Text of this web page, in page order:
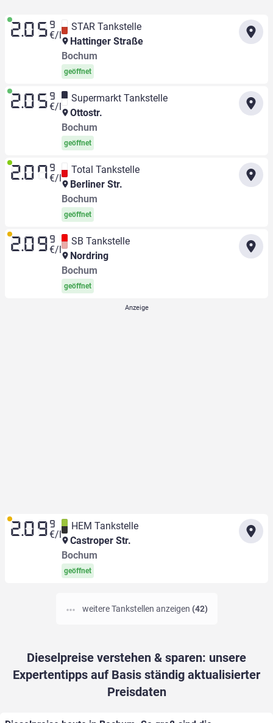
2.05 9
€/l
STAR Tankstelle
Hattinger Straße
Bochum
geöffnet
2.05 9
€/l
Supermarkt Tankstelle
Ottostr.
Bochum
geöffnet
2.07 9
€/l
Total Tankstelle
Berliner Str.
Bochum
geöffnet
2.09 9
€/l
SB Tankstelle
Nordring
Bochum
geöffnet
2.09 9
€/l
HEM Tankstelle
Castroper Str.
Bochum
geöffnet
weitere Tankstellen anzeigen (42)
Dieselpreise verstehen & sparen: unsere
Expertentipps auf Basis ständig aktualisierter
Preisdaten